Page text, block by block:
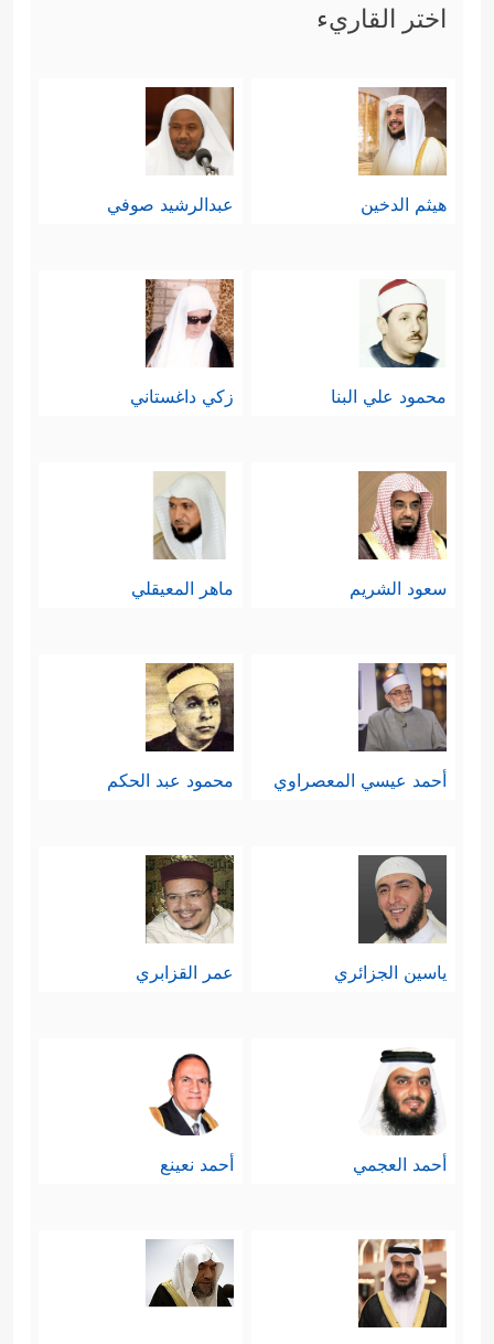
اختر القاريء
هيثم الدخين عبدالرشيد صوفي
محمود علي البنا زكي داغستاني
سعود الشريم ماهر المعيقلي
أحمد عيسي المعصراوي محمود عبد الحكم
ياسين الجزائري عمر القزابري
أحمد العجمي أحمد نعينع